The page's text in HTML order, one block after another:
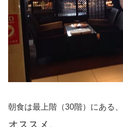
朝食は最上階（30階）にある、
オススメ。